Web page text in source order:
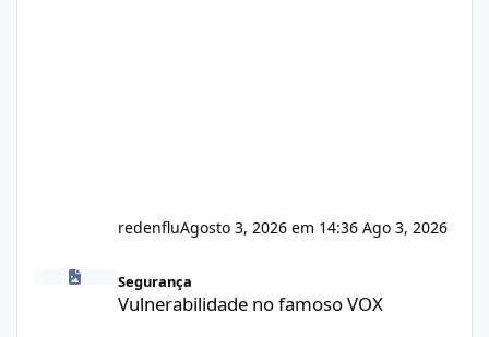
redenfluAgosto 3, 2026 em 14:36 Ago 3, 2026
Vulnerabilidade no famoso VOX
Segurança
Vulnerabilidade no famoso VOX